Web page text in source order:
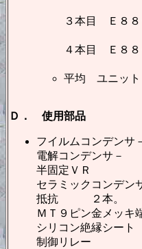
ユニット
３本目 Ｅ８
ユニット
４本目 Ｅ８
ユニット
平均 ユニット
Ｄ． 使用部品
フイルムコンデ
電解コンデン
半固定Ｖ
セラミックコンデ
抵抗 ２本。
ＭＴ９ピン金メッ
シリコン絶縁シ
制御リレー